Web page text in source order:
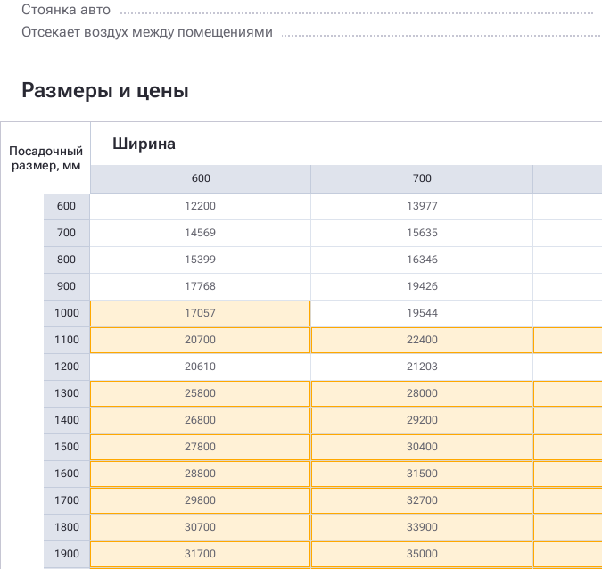
Стоянка авто
Отсекает воздух между помещениями
Размеры и цены
Посадочный
размер, мм
Ширина
600 700
600
700
800
900
1000
1100
1200
1300
1400
1500
1600
1700
1800
1900
12200 13977
14569 15635
15399 16346
17768 19426
17057 19544
20700 22400
20610 21203
25800 28000
26800 29200
27800 30400
28800 31500
29800 32700
30700 33900
31700 35000